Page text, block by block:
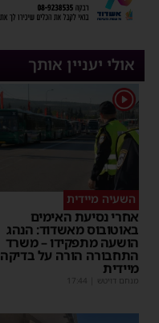
אולי יעניין אותך
1
השעיה מיידית
אחרי נסיעת האימים
באוטובוס מאשדוד: הנהג
הושעה מתפקידו – משרד
התחבורה הורה על בדיקה
מיידית
מנחם דויטש 17:44